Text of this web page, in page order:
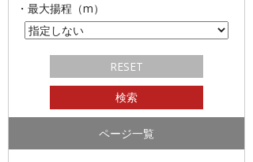
・最大揚程（m）
ページ一覧